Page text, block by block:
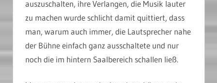
auszuschalten, ihre Verlangen, die Musik lauter
zu machen wurde schlicht damit quittiert, dass
man, warum auch immer, die Lautsprecher nahe
der Bühne einfach ganz ausschaltete und nur
noch die im hintern Saalbereich schallen ließ.